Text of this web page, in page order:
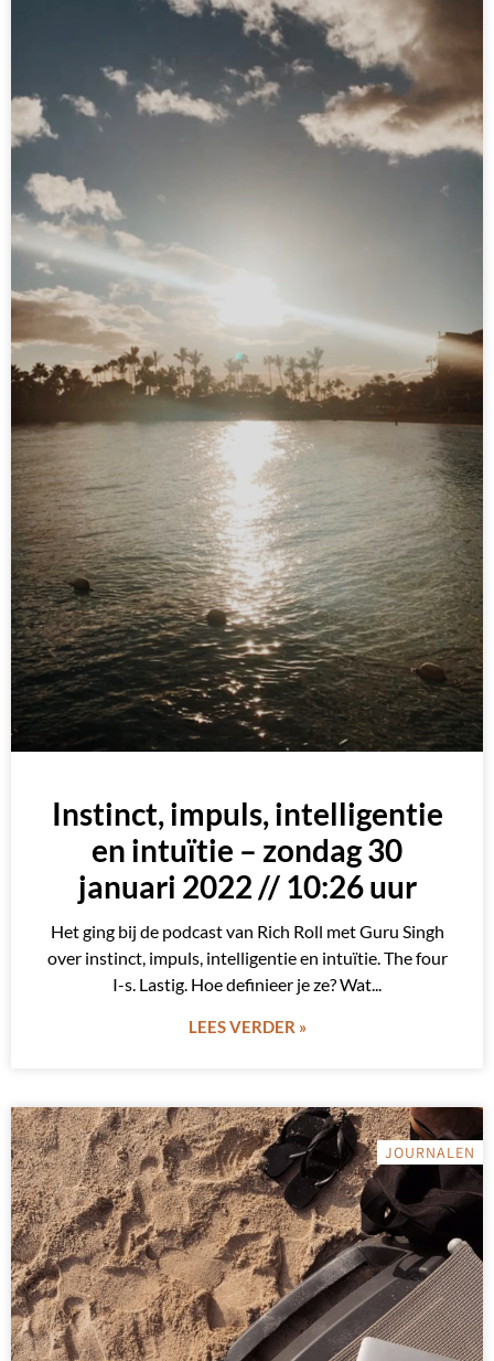
Instinct, impuls, intelligentie
en intuïtie – zondag 30
januari 2022 // 10:26 uur
Het ging bij de podcast van Rich Roll met Guru Singh
over instinct, impuls, intelligentie en intuïtie. The four
I-s. Lastig. Hoe definieer je ze? Wat
LEES VERDER »
JOURNALEN